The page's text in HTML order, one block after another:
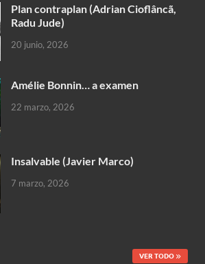
Plan contraplan (Adrian Cioflâncã,
Radu Jude)
20 junio, 2026
Amélie Bonnin… a examen
22 marzo, 2026
Insalvable (Javier Marco)
7 marzo, 2026
VER TODO